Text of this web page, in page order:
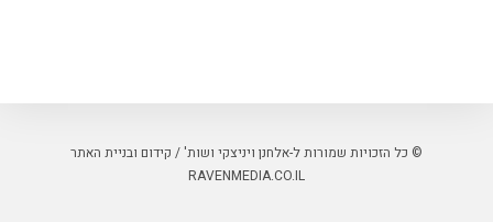
© כל הזכויות שמורות ל-אלחנן ויניצקי ושות' / קידום ובניית האתר
RAVENMEDIA.CO.IL